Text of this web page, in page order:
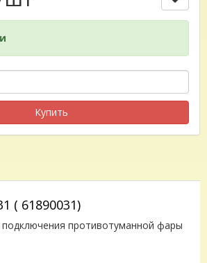
Купить
( 61890031)
противотуманной фары